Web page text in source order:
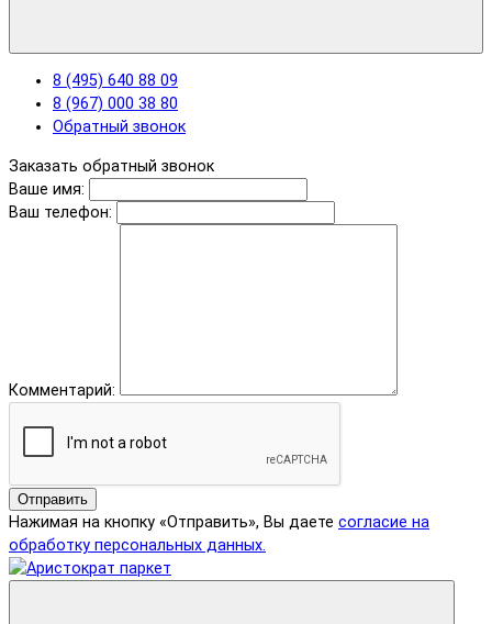
8 (495) 640 88 09
8 (967) 000 38 80
Обратный звонок
Заказать обратный звонок
Ваше имя:
Ваш телефон:
Комментарий:
Отправить
Нажимая на кнопку «Отправить», Вы даете согласие на
обработку персональных данных.